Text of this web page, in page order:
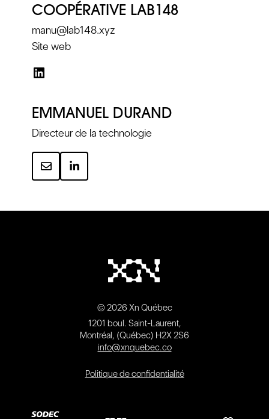
COOPÉRATIVE LAB148
manu@lab148.xyz
Site web
EMMANUEL DURAND
Directeur de la technologie
© 2026 Xn Québec
1201 boul. Saint-Laurent,
Montréal, (Québec) H2X 2S6
info@xnquebec.co
Politique de confidentialité